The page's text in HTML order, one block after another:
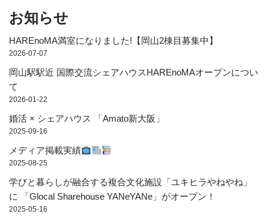
お知らせ
HAREnoMA満室になりました!【岡山2棟目募集中】
2026-07-07
岡山駅駅近 国際交流シェアハウスHAREnoMAオープンについ
て
2026-01-22
婚活 × シェアハウス 「Amato新大阪」
2025-09-16
メディア掲載実績
2025-08-25
学びと暮らしが融合する複合文化施設「ユキヒラやねやね」
に 「Glocal Sharehouse YANeYANe」がオープン！
2025-05-16